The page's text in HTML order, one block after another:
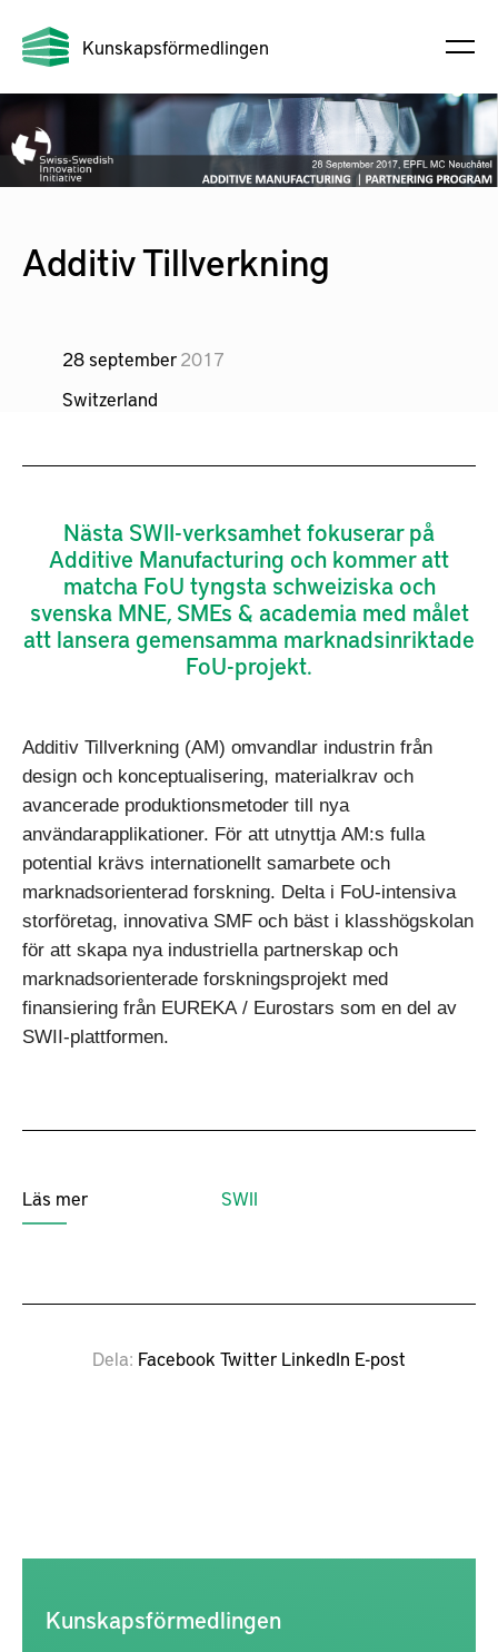
Kunskapsförmedlingen
Additiv Tillverkning
28 september2017
Switzerland
Nästa SWII-verksamhet fokuserar på
Additive Manufacturing och kommer att
matcha FoU tyngsta schweiziska och
svenska MNE, SMEs & academia med målet
att lansera gemensamma marknadsinriktade
FoU-projekt.
Additiv Tillverkning (AM) omvandlar industrin från
design och konceptualisering, materialkrav och
avancerade produktionsmetoder till nya
användarapplikationer. För att utnyttja AM:s fulla
potential krävs internationellt samarbete och
marknadsorienterad forskning. Delta i FoU-intensiva
storföretag, innovativa SMF och bäst i klasshögskolan
för att skapa nya industriella partnerskap och
marknadsorienterade forskningsprojekt med
finansiering från EUREKA / Eurostars som en del av
SWII-plattformen.
Läs mer SWII
Dela Facebook Twitter LinkedIn E-post
Kunskapsförmedlingen